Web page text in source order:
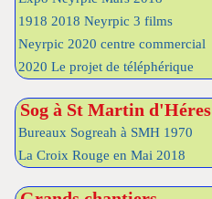
1918 2018 Neyrpic 3 films
Neyrpic 2020 centre commercial
2020 Le projet de téléphérique
Sog à St Martin d'Héres
Bureaux Sogreah à SMH 1970
La Croix Rouge en Mai 2018